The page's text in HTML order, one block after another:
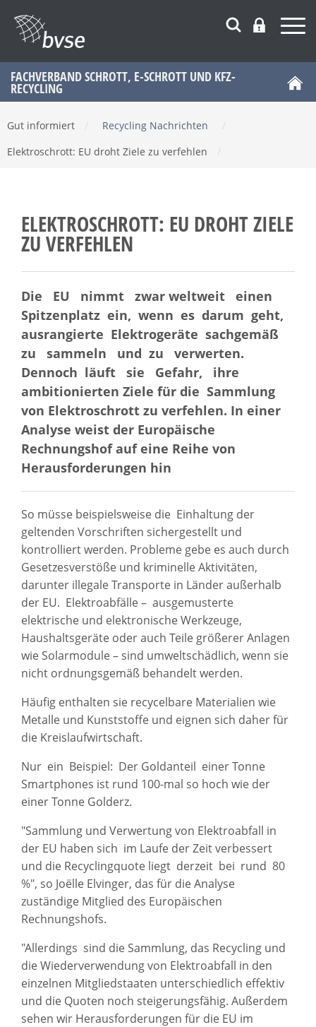
FACHVERBAND SCHROTT, E-SCHROTT UND KFZ-
RECYCLING
Gut informiert Recycling Nachrichten
Elektroschrott: EU droht Ziele zu verfehlen
ELEKTROSCHROTT: EU DROHT ZIELE
ZU VERFEHLEN
Die EU nimmt zwar weltweit einen
Spitzenplatz ein, wenn es darum geht,
ausrangierte Elektrogeräte sachgemäß
zu sammeln und zu verwerten.
Dennoch läuft sie Gefahr, ihre
ambitionierten Ziele für die Sammlung
von Elektroschrott zu verfehlen. In einer
Analyse weist der Europäische
Rechnungshof auf eine Reihe von
Herausforderungen hin
So müsse beispielsweise die Einhaltung der
geltenden Vorschriften sichergestellt und
kontrolliert werden. Probleme gebe es auch durch
Gesetzesverstöße und kriminelle Aktivitäten,
darunter illegale Transporte in Länder außerhalb
der EU. Elektroabfälle – ausgemusterte
elektrische und elektronische Werkzeuge,
Haushaltsgeräte oder auch Teile größerer Anlagen
wie Solarmodule – sind umweltschädlich, wenn sie
nicht ordnungsgemäß behandelt werden.
Häufig enthalten sie recycelbare Materialien wie
Metalle und Kunststoffe und eignen sich daher für
die Kreislaufwirtschaft.
Nur ein Beispiel: Der Goldanteil einer Tonne
Smartphones ist rund 100-mal so hoch wie der
einer Tonne Golderz.
"Sammlung und Verwertung von Elektroabfall in
der EU haben sich im Laufe der Zeit verbessert
und die Recyclingquote liegt derzeit bei rund 80
%", so Joëlle Elvinger, das für die Analyse
zuständige Mitglied des Europäischen
Rechnungshofs.
"Allerdings sind die Sammlung, das Recycling und
die Wiederverwendung von Elektroabfall in den
einzelnen Mitgliedstaaten unterschiedlich effektiv
und die Quoten noch steigerungsfähig. Außerdem
sehen wir Herausforderungen für die EU im